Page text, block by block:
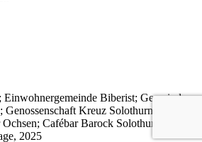
Biberist; Gemeinde
Kreuz Solothurn; Hotel
Cafébar Barock Solothurn
2025